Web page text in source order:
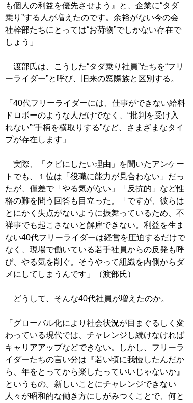
も個人の利益を優先させよう』と、企業に“タダ
乗り”する人が増えたのです。余裕がない今の会
社幹部たちにとっては“お荷物”でしかない存在で
しょう」
渡部氏は、こうした“タダ乗り社員”たちを“フリ
ーライダー”と呼び、旧来の窓際族と区別する。
「40代フリーライダーには、仕事ができない給料
ドロボーのような人だけでなく、“批判を受け入
れない”“手柄を横取りする”など、さまざまなタイ
プが存在します」
実際、「クビにしたい理由」を聞いたアンケー
トでも、１位は「役職に能力が見合わない」だっ
たが、僅差で「やる気がない」「反抗的」など性
格の難を問う回答も目立った。「ですが、彼らは
とにかく失点がないように振舞っているため、不
祥事でも起こさないと解雇できない。利益を生ま
ない40代フリーライダーは経営を圧迫するだけで
なく、現場で働いている若手社員からの反発も呼
び、やる気を削ぐ。そうやって組織を内側からダ
メにしてしまうんです」（渡部氏）
どうして、そんな40代社員が増えたのか。
「グローバル化により社会状況が目まぐるしく変
わっている現代では、チャレンジし続けなければ
キャリアアップなどできない。しかし、フリーラ
イダーたちの言い分は『若い頃に我慢したんだか
ら、年をとってから楽したっていいじゃないか』
というもの。新しいことにチャレンジできない
人々が昭和的な働き方にしがみつくことで、何と